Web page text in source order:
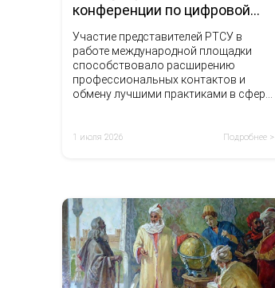
конференции по цифровой
гуманитаристике в Беларуси
Участие представителей РТСУ в
работе международной площадки
способствовало расширению
профессиональных контактов и
обмену лучшими практиками в сфере
1 июля 2026 Подробнее >